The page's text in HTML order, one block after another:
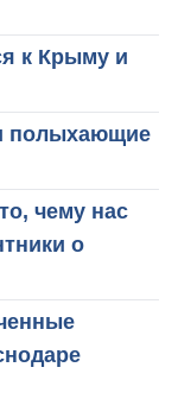
к Крыму и
полыхающие
чему нас
о